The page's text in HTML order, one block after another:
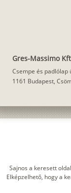
Gres-Massimo
Csempe és padlólap
1161 Budapest,
Sajnos a keresett
Elképzelhető, hogy a